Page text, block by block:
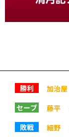
勝利 加治屋
セーブ
藤平
敗戦
細野